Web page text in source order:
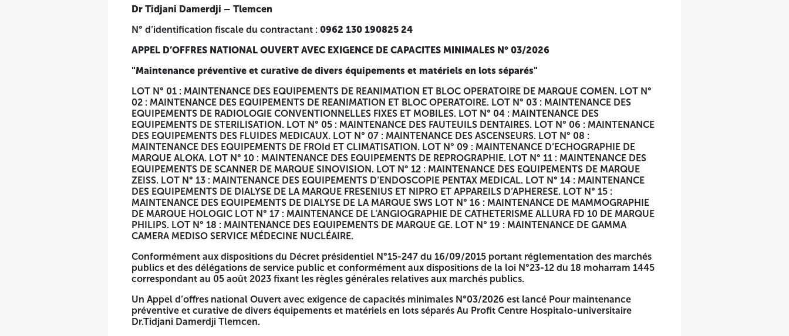
RÉPUBLIQUE ALGERIENNE DEMOCRATIQUE ET POPULAIRE
MINISTERE DE SANTE
Centre Hospitalo-Universitaire
Dr Tidjani Damerdji – Tlemcen
Dr Tidjani Damerdji – Tlemcen
N° d’identification fiscale du contractant : 0962 130 190825 24
APPEL D’OFFRES NATIONAL OUVERT AVEC EXIGENCE DE CAPACITES MINIMALES N° 03/2026
"Maintenance préventive et curative de divers équipements et matériels en lots séparés"
LOT N° 01 : MAINTENANCE DES EQUIPEMENTS DE REANIMATION ET BLOC OPERATOIRE DE MARQUE COMEN. LOT N°
02 : MAINTENANCE DES EQUIPEMENTS DE REANIMATION ET BLOC OPERATOIRE. LOT N° 03 : MAINTENANCE DES
EQUIPEMENTS DE RADIOLOGIE CONVENTIONNELLES FIXES ET MOBILES. LOT N° 04 : MAINTENANCE DES
EQUIPEMENTS DE STERILISATION. LOT N° 05 : MAINTENANCE DES FAUTEUILS DENTAIRES. LOT N° 06 : MAINTENANCE
DES EQUIPEMENTS DES FLUIDES MEDICAUX. LOT N° 07 : MAINTENANCE DES ASCENSEURS. LOT N° 08 :
MAINTENANCE DES EQUIPEMENTS DE FROId ET CLIMATISATION. LOT N° 09 : MAINTENANCE D’ECHOGRAPHIE DE
MARQUE ALOKA. LOT N° 10 : MAINTENANCE DES EQUIPEMENTS DE REPROGRAPHIE. LOT N° 11 : MAINTENANCE DES
EQUIPEMENTS DE SCANNER DE MARQUE SINOVISION. LOT N° 12 : MAINTENANCE DES EQUIPEMENTS DE MARQUE
ZEISS. LOT N° 13 : MAINTENANCE DES EQUIPEMENTS D’ENDOSCOPIE PENTAX MEDICAL. LOT N° 14 : MAINTENANCE
DES EQUIPEMENTS DE DIALYSE DE LA MARQUE FRESENIUS ET NIPRO ET APPAREILS D’APHERESE. LOT N° 15 :
MAINTENANCE DES EQUIPEMENTS DE DIALYSE DE LA MARQUE SWS LOT N° 16 : MAINTENANCE DE MAMMOGRAPHIE
DE MARQUE HOLOGIC LOT N° 17 : MAINTENANCE DE L’ANGIOGRAPHIE DE CATHETERISME ALLURA FD 10 DE MARQUE
PHILIPS. LOT N° 18 : MAINTENANCE DES EQUIPEMENTS DE MARQUE GE. LOT N° 19 : MAINTENANCE DE GAMMA
CAMERA MEDISO SERVICE MÉDECINE NUCLÉAIRE.
Conformément aux dispositions du Décret présidentiel N°15-247 du 16/09/2015 portant réglementation des marchés
publics et des délégations de service public et conformément aux dispositions de la loi N°23-12 du 18 moharram 1445
correspondant au 05 août 2023 fixant les règles générales relatives aux marchés publics.
Un Appel d’offres national Ouvert avec exigence de capacités minimales N°03/2026 est lancé Pour maintenance
préventive et curative de divers équipements et matériels en lots séparés Au Profit Centre Hospitalo-universitaire
Dr.Tidjani Damerdji Tlemcen.